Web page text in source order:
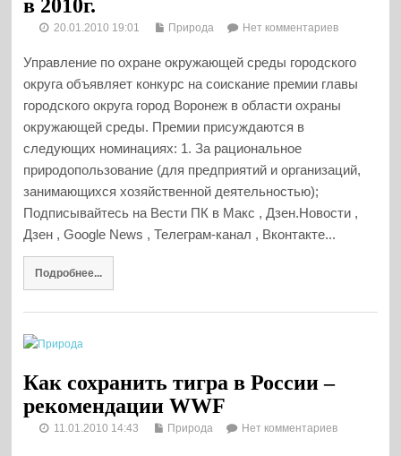
в 2010г.
20.01.2010 19:01 Природа Нет комментариев
Управление по охране окружающей среды городского
округа объявляет конкурс на соискание премии главы
городского округа город Воронеж в области охраны
окружающей среды. Премии присуждаются в
следующих номинациях: 1. За рациональное
природопользование (для предприятий и организаций,
занимающихся хозяйственной деятельностью);
Подписывайтесь на Вести ПК в Макс , Дзен.Новости ,
Дзен , Google News , Телеграм-канал , Вконтакте...
Подробнее...
Как сохранить тигра в России –
рекомендации WWF
11.01.2010 14:43 Природа Нет комментариев